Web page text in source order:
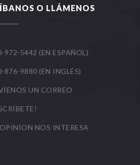
O LLÁMENOS
972-5442 (EN ESPAÑOL)
876-9880 (EN INGLÉS)
UN CORREO
NOS INTERESA